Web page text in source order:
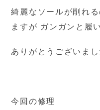
綺麗なソールが削れ
ますが ガンガンと履
ありがとうございまし
今回の修理